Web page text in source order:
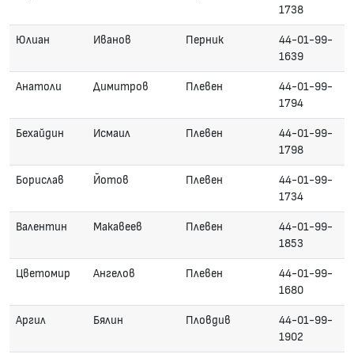
1738
Юлиан Иванов Перник
44-01-99-
1639
Анатоли Димитров Плевен
44-01-99-
1794
Бехайдин Исмаил Плевен
44-01-99-
1798
Борислав Йотов Плевен
44-01-99-
1734
Валентин Макавеев Плевен
44-01-99-
1853
Цветомир Ангелов Плевен
44-01-99-
1680
Аргил Бялин Пловдив
44-01-99-
1902